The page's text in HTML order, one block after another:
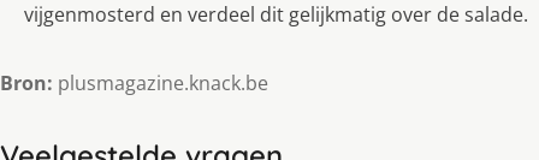
vijgenmosterd en verdeel dit gelijkmatig over de salade.
Bron: plusmagazine.knack.be